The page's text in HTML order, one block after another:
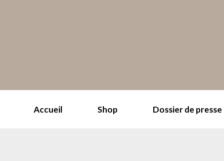
Accueil Shop Dossier de presse